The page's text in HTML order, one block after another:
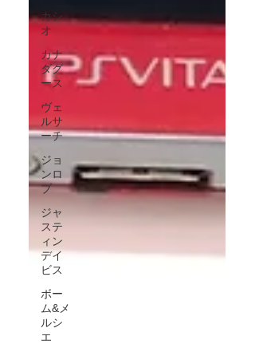
カシ
オ
カナ
ダグ
ース
ヴェ
ルサ
ーチ
ジョ
ンロ
ブ
ジャ
ステ
ィン
デイ
ビス
ボー
ム&メ
ルシ
エ